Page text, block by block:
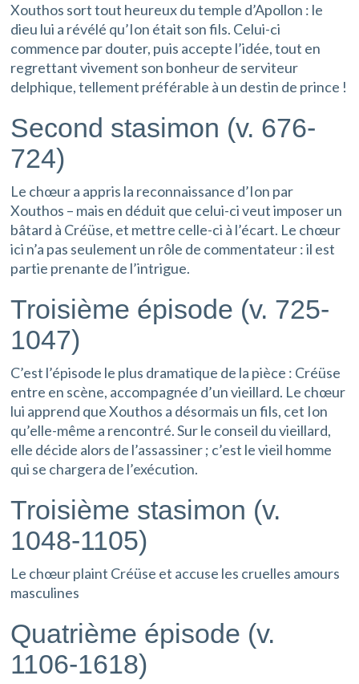
Xouthos sort tout heureux du temple d’Apollon : le
dieu lui a révélé qu’Ion était son fils. Celui-ci
commence par douter, puis accepte l’idée, tout en
regrettant vivement son bonheur de serviteur
delphique, tellement préférable à un destin de prince !
Second stasimon (v. 676-
724)
Le chœur a appris la reconnaissance d’Ion par
Xouthos – mais en déduit que celui-ci veut imposer un
bâtard à Créüse, et mettre celle-ci à l’écart. Le chœur
ici n’a pas seulement un rôle de commentateur : il est
partie prenante de l’intrigue.
Troisième épisode (v. 725-
1047)
C’est l’épisode le plus dramatique de la pièce : Créüse
entre en scène, accompagnée d’un vieillard. Le chœur
lui apprend que Xouthos a désormais un fils, cet Ion
qu’elle-même a rencontré. Sur le conseil du vieillard,
elle décide alors de l’assassiner ; c’est le vieil homme
qui se chargera de l’exécution.
Troisième stasimon (v.
1048-1105)
Le chœur plaint Créüse et accuse les cruelles amours
masculines
Quatrième épisode (v.
1106-1618)